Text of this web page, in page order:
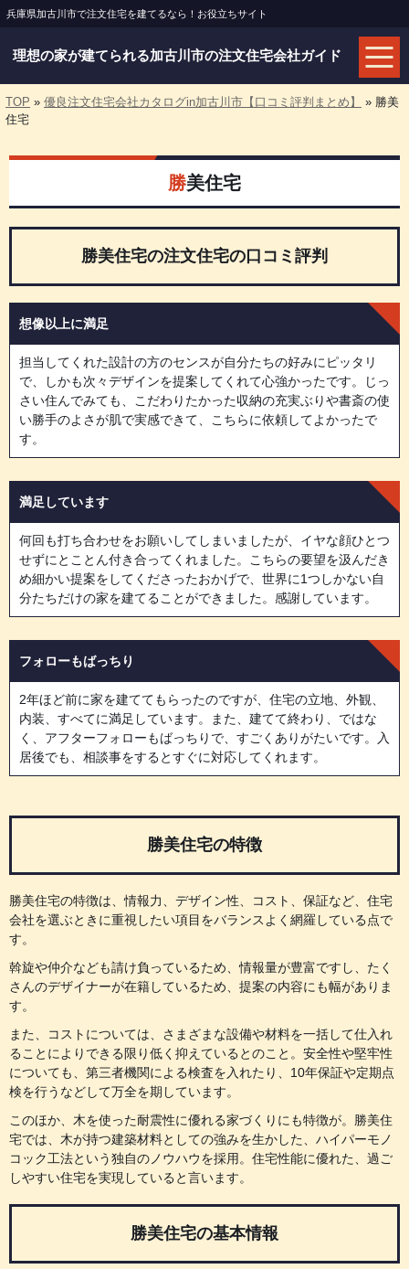
理想の家が建てられる加古川市の注文住宅会社ガイド
兵庫県加古川市で注文住宅を建てるなら！お役立ちサイト
TOP » 優良注文住宅会社カタログin加古川市【口コミ評判まとめ】 » 勝美
住宅
勝美住宅
勝美住宅の注文住宅の口コミ評判
想像以上に満足
担当してくれた設計の方のセンスが自分たちの好みにピッタリ
で、しかも次々デザインを提案してくれて心強かったです。じっ
さい住んでみても、こだわりたかった収納の充実ぶりや書斎の使
い勝手のよさが肌で実感できて、こちらに依頼してよかったで
す。
満足しています
何回も打ち合わせをお願いしてしまいましたが、イヤな顔ひとつ
せずにとことん付き合ってくれました。こちらの要望を汲んだき
め細かい提案をしてくださったおかげで、世界に1つしかない自
分たちだけの家を建てることができました。感謝しています。
フォローもばっちり
2年ほど前に家を建ててもらったのですが、住宅の立地、外観、
内装、すべてに満足しています。また、建てて終わり、ではな
く、アフターフォローもばっちりで、すごくありがたいです。入
居後でも、相談事をするとすぐに対応してくれます。
勝美住宅の特徴
勝美住宅の特徴は、情報力、デザイン性、コスト、保証など、住宅
会社を選ぶときに重視したい項目をバランスよく網羅している点で
す。
斡旋や仲介なども請け負っているため、情報量が豊富ですし、たく
さんのデザイナーが在籍しているため、提案の内容にも幅がありま
す。
また、コストについては、さまざまな設備や材料を一括して仕入れ
ることによりできる限り低く抑えているとのこと。安全性や堅牢性
についても、第三者機関による検査を入れたり、10年保証や定期点
検を行うなどして万全を期しています。
このほか、木を使った耐震性に優れる家づくりにも特徴が。勝美住
宅では、木が持つ建築材料としての強みを生かした、ハイパーモノ
コック工法という独自のノウハウを採用。住宅性能に優れた、過ご
しやすい住宅を実現していると言います。
勝美住宅の基本情報